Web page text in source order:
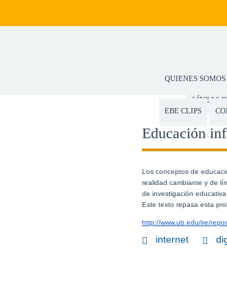
QUIENES SOMOS
LÍNEAS
EBE CLIPS
Educación
Los conceptos de
realidad cambiante y de
de investigación
Este texto repasa esta
http://www.ub.edu/ire/
internet